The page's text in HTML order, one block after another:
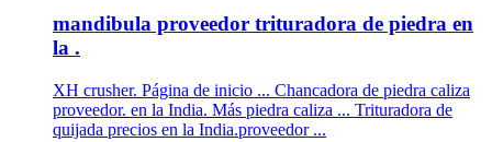
mandibula proveedor trituradora de piedra en
la .
XH crusher. Página de inicio ... Chancadora de piedra caliza
proveedor. en la India. Más piedra caliza ... Trituradora de
quijada precios en la India.proveedor ...